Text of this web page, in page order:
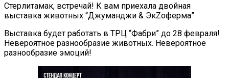
Стерлитамак, встречай! К вам приехала двойная
выставка животных “Джуманджи & ЭкZоферма”.
Выставка будет работать в ТРЦ “Фабри” до 28 февраля!
Невероятное разнообразие животных. Невероятное
разнообразие эмоций!